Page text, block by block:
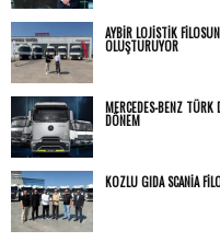
AYBIR LOJISTIK
OLUŞTURUYOR
MERCEDES-BENZ TÜRK
DÖNEM
KOZLU GIDA SCANIA